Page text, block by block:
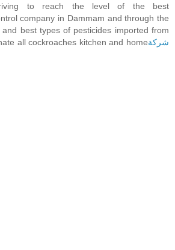
to reach the level of the best
company in Dammam and through the
best types of pesticides imported from
all cockroaches kitchen and homeشركة